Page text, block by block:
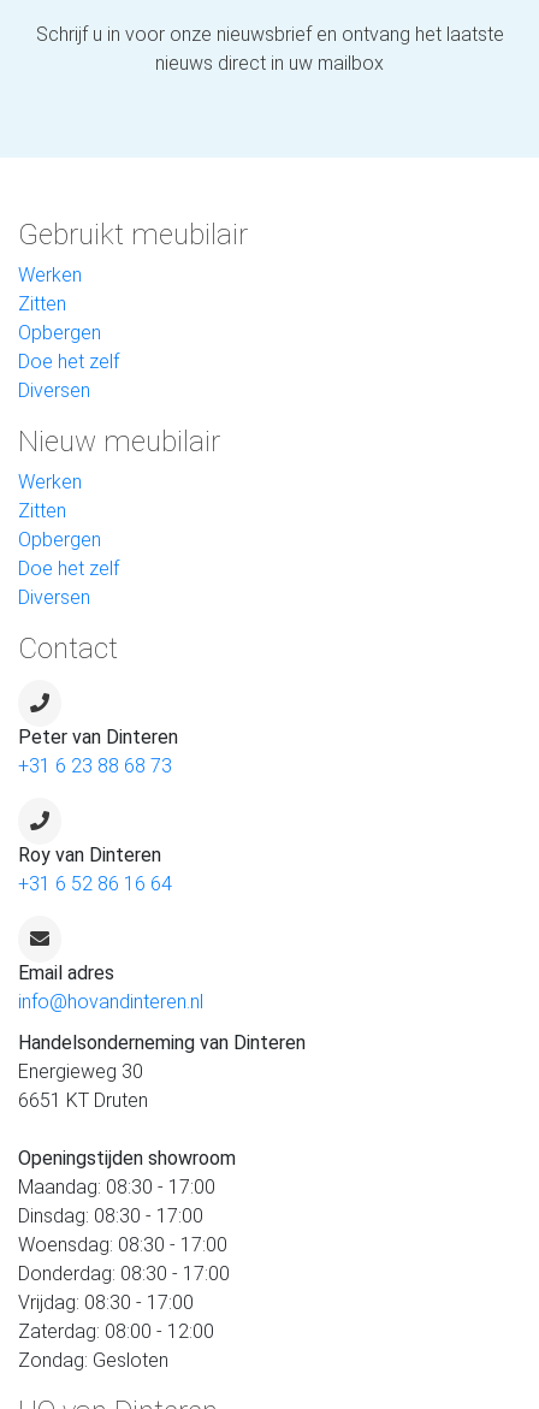
Schrijf u in voor onze nieuwsbrief en ontvang het laatste
nieuws direct in uw mailbox
Gebruikt meubilair
Werken
Zitten
Opbergen
Doe het zelf
Diversen
Nieuw meubilair
Werken
Zitten
Opbergen
Doe het zelf
Diversen
Contact
Peter van Dinteren
+31 6 23 88 68 73
Roy van Dinteren
+31 6 52 86 16 64
Email adres
info@hovandinteren.nl
Handelsonderneming van Dinteren
Energieweg 30
6651 KT Druten
Openingstijden showroom
Maandag: 08:30 - 17:00
Dinsdag: 08:30 - 17:00
Woensdag: 08:30 - 17:00
Donderdag: 08:30 - 17:00
Vrijdag: 08:30 - 17:00
Zaterdag: 08:00 - 12:00
Zondag: Gesloten